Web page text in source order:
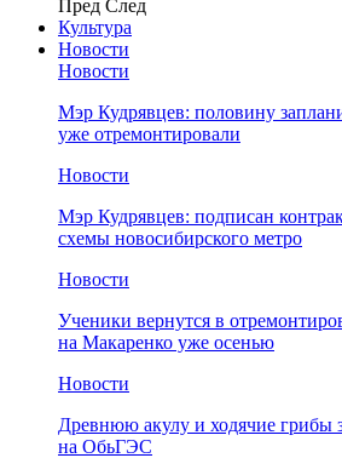
Пред След
Культура
Новости
Новости
Мэр Кудрявцев: половину
уже отремонтировали
Новости
Мэр Кудрявцев: подписан
схемы новосибирского метро
Новости
Ученики вернутся в
на Макаренко уже осенью
Новости
Древнюю акулу и ходячие грибы
на ОбьГЭС